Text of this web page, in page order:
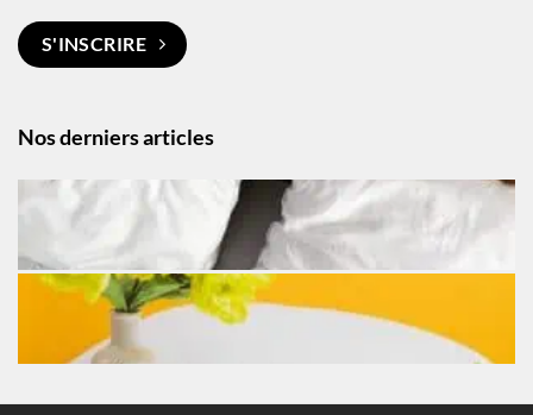
Nos derniers articles
S'INSCRIRE